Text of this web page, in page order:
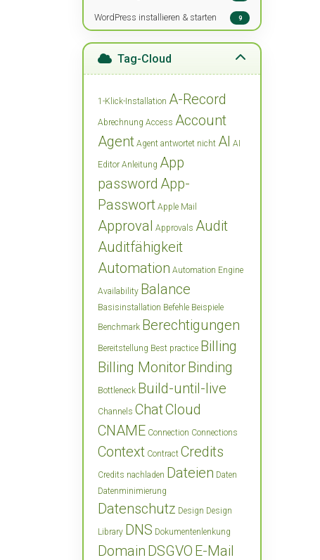
WordPress installieren & starten 9
Tag-Cloud
1-Klick-Installation A-Record
Abrechnung Access Account
Agent Agent antwortet nicht AI AI
Editor Anleitung App
password App-
Passwort Apple Mail
Approval Approvals Audit
Auditfähigkeit
Automation Automation Engine
Availability Balance
Basisinstallation Befehle Beispiele
Benchmark Berechtigungen
Bereitstellung Best practice Billing
Billing MonitorBinding
Bottleneck Build-until-live
Channels ChatCloud
CNAME Connection Connections
Context Contract Credits
Credits nachladen Dateien Daten
Datenminimierung
Datenschutz Design Design
Library DNS Dokumentenlenkung
Domain DSGVO E-Mail